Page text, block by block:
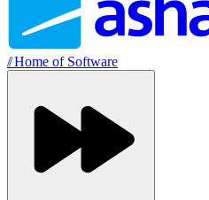
//Home of Software